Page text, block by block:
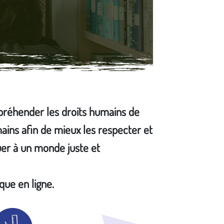
les droits humains de
afin de mieux les respecter et
à un monde juste et
en ligne.